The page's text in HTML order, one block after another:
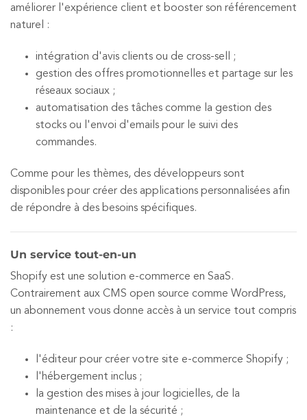
améliorer l'expérience client et booster son référencement
naturel :
intégration d'avis clients ou de cross-sell ;
gestion des offres promotionnelles et partage sur les
réseaux sociaux ;
automatisation des tâches comme la gestion des
stocks ou l'envoi d'emails pour le suivi des
commandes.
Comme pour les thèmes, des développeurs sont
disponibles pour créer des applications personnalisées afin
de répondre à des besoins spécifiques.
Un service tout-en-un
Shopify est une solution e-commerce en SaaS.
Contrairement aux CMS open source comme WordPress,
un abonnement vous donne accès à un service tout compris
:
l'éditeur pour créer votre site e-commerce Shopify ;
l'hébergement inclus ;
la gestion des mises à jour logicielles, de la
maintenance et de la sécurité ;